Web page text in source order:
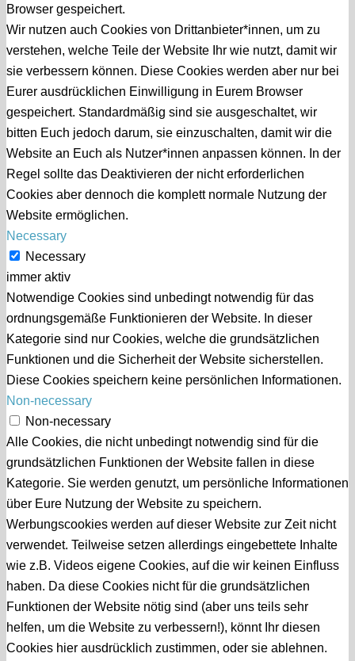
Browser gespeichert.
Wir nutzen auch Cookies von Drittanbieter*innen, um zu
verstehen, welche Teile der Website Ihr wie nutzt, damit wir
sie verbessern können. Diese Cookies werden aber nur bei
Eurer ausdrücklichen Einwilligung in Eurem Browser
gespeichert. Standardmäßig sind sie ausgeschaltet, wir
bitten Euch jedoch darum, sie einzuschalten, damit wir die
Website an Euch als Nutzer*innen anpassen können. In der
Regel sollte das Deaktivieren der nicht erforderlichen
Cookies aber dennoch die komplett normale Nutzung der
Website ermöglichen.
Necessary
Necessary
immer aktiv
Notwendige Cookies sind unbedingt notwendig für das
ordnungsgemäße Funktionieren der Website. In dieser
Kategorie sind nur Cookies, welche die grundsätzlichen
Funktionen und die Sicherheit der Website sicherstellen.
Diese Cookies speichern keine persönlichen Informationen.
Non-necessary
Non-necessary
Alle Cookies, die nicht unbedingt notwendig sind für die
grundsätzlichen Funktionen der Website fallen in diese
Kategorie. Sie werden genutzt, um persönliche Informationen
über Eure Nutzung der Website zu speichern.
Werbungscookies werden auf dieser Website zur Zeit nicht
verwendet. Teilweise setzen allerdings eingebettete Inhalte
wie z.B. Videos eigene Cookies, auf die wir keinen Einfluss
haben. Da diese Cookies nicht für die grundsätzlichen
Funktionen der Website nötig sind (aber uns teils sehr
helfen, um die Website zu verbessern!), könnt Ihr diesen
Cookies hier ausdrücklich zustimmen, oder sie ablehnen.